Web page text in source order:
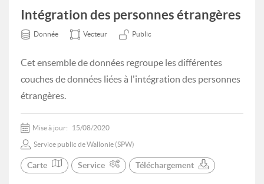
Intégration des personnes étrangères
Donnée Vecteur Public
Cet ensemble de données regroupe les différentes
couches de données liées à l'intégration des personnes
étrangères.
Mise à jour: 15/08/2020
Service public de Wallonie (SPW)
Carte Service Téléchargement